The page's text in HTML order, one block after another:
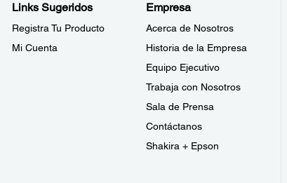
Links Sugeridos
Registra Tu Producto
Mi Cuenta
Empresa
Acerca de Nosotros
Historia de la Empresa
Equipo Ejecutivo
Trabaja con Nosotros
Sala de Prensa
Contáctanos
Shakira + Epson